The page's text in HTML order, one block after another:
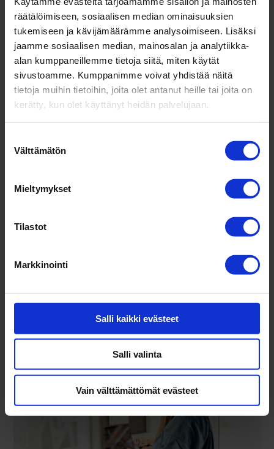
räätälöimiseen, sosiaalisen median ominaisuuksien
tukemiseen ja kävijämäärämme analysoimiseen. Lisäksi
jaamme sosiaalisen median, mainosalan ja analytiikka-
alan kumppaneillemme tietoja siitä, miten käytät
sivustoamme. Kumppanimme voivat yhdistää näitä
tietoja muihin tietoihin, joita olet antanut heille tai joita on
kerätty, kun olet käyttänyt heidän palvelujaan.
valinta
Välttämätön
Mieltymykset
Tilastot
Markkinointi
Salli kaikki evästeet
Salli valinta
Vain välttämättömät evästeet
ver­kostot Pafos-yhtei­söstä, ja hänet tun­ne­taankin
”Pafos-Päivinä” tai Esan termein, ”Päivi Päi­vänsäde
Päi­vilänä”.
Sitaatti
”Parasta on se, kun saadaan aikaan tavoit­teiden
mukaisia asioita ja opitaan yhdessä! Tämä näkyy
tyy­ty­väi­syy­dessä kuin talou­del­li­sissa tulok­sis­sakin.”
Miten voi­simme